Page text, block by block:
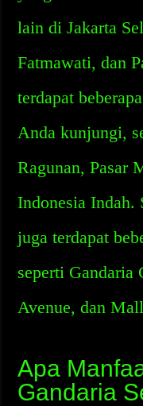
lain di Jakarta
Fatmawati, dan
terdapat
Anda kunjungi,
Ragunan, Pasar
Indonesia Indah.
juga terdapat
seperti Gandaria
Avenue, dan
Apa
Gandaria